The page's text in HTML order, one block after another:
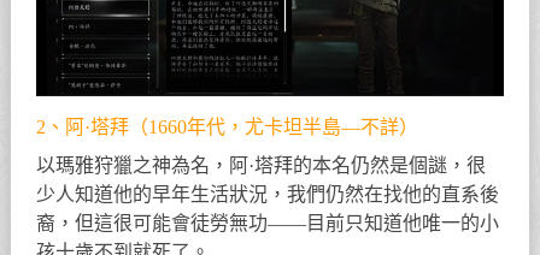
2、阿·塔拜（1660年代，尤卡坦半島—不詳）
以瑪雅狩獵之神為名，阿·塔拜的本名仍然是個謎，很
少人知道他的早年生活狀況，我們仍然在找他的直系後
裔，但這很可能會徒勞無功——目前只知道他唯一的小